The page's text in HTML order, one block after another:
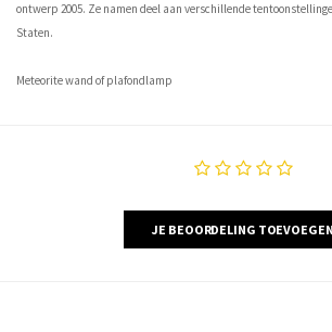
ontwerp 2005. Ze namen deel aan verschillende
Staten.
Meteorite wand of plafondlamp
JE BEOORDELING TOEVOEGEN